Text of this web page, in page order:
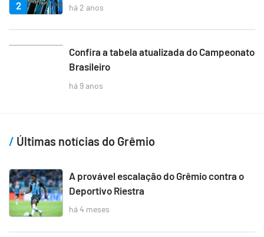
2 há 2 anos
Confira a tabela atualizada do Campeonato
Brasileiro
há 9 anos
Últimas notícias do Grêmio
A provável escalação do Grêmio contra o
Deportivo Riestra
há 4 meses